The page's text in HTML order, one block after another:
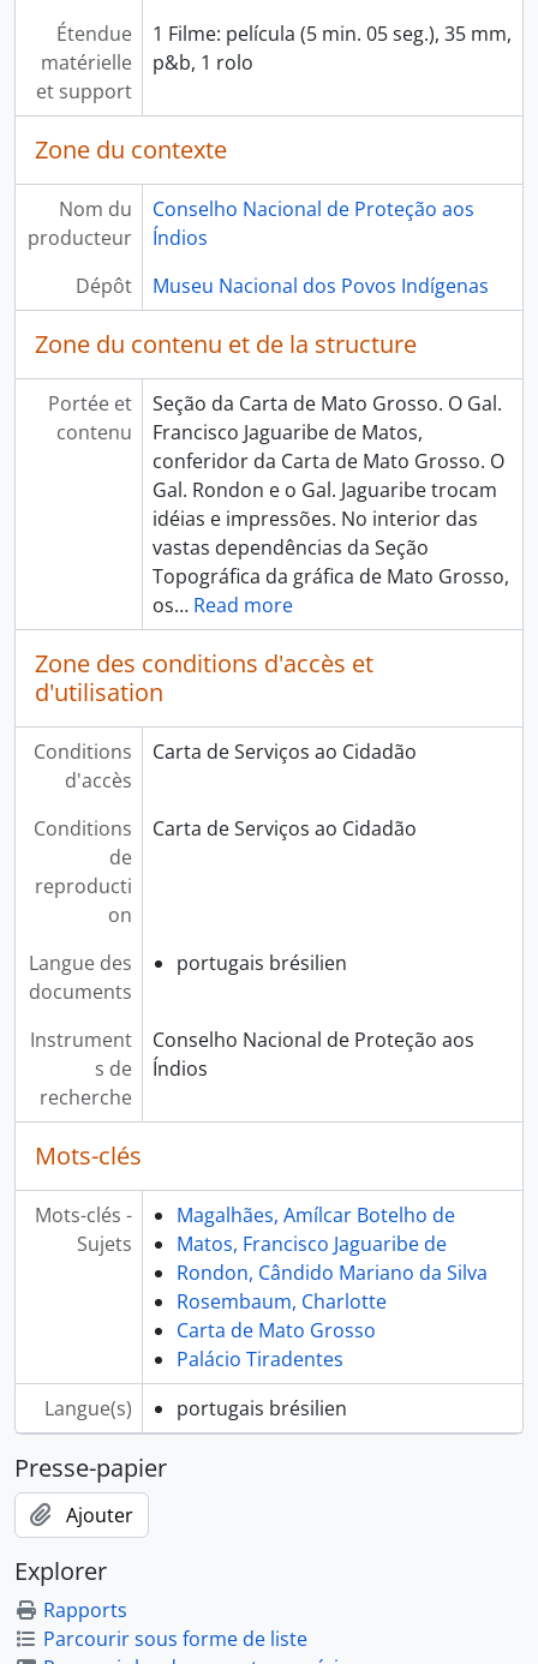
Étendue
matérielle
et support
1 Filme: película (5 min. 05 seg.), 35 mm,
p&b, 1 rolo
Zone du contexte
Nom du
producteur
Conselho Nacional de Proteção aos
Índios
Dépôt
Museu Nacional dos Povos Indígenas
Zone du contenu et de la structure
Portée et
contenu
Seção da Carta de Mato Grosso. O Gal.
Francisco Jaguaribe de Matos,
conferidor da Carta de Mato Grosso. O
Gal. Rondon e o Gal. Jaguaribe trocam
idéias e impressões. No interior das
vastas dependências da Seção
Topográfica da gráfica de Mato Grosso,
os… Read more
Zone des conditions d'accès et
d'utilisation
Conditions
d'accès
Carta de Serviços ao Cidadão
Conditions
de
reproducti
on
Carta de Serviços ao Cidadão
Langue des
documents
portugais brésilien
Instrument
s de
recherche
Conselho Nacional de Proteção aos
Índios
Mots-clés
Mots-clés -
Sujets
Magalhães, Amílcar Botelho de
Matos, Francisco Jaguaribe de
Rondon, Cândido Mariano da Silva
Rosembaum, Charlotte
Carta de Mato Grosso
Palácio Tiradentes
Langue(s)
portugais brésilien
Presse-papier
Ajouter
Explorer
Rapports
Parcourir sous forme de liste